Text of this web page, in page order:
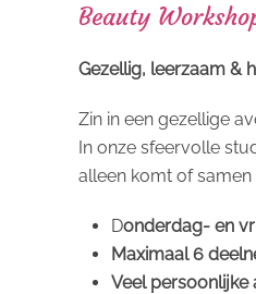
Beauty
Gezellig, leerzaam &
Zin in een gezellige
In onze sfeervolle
alleen komt of
Donderdag- en
Maximaal 6
Veel persoonlijke